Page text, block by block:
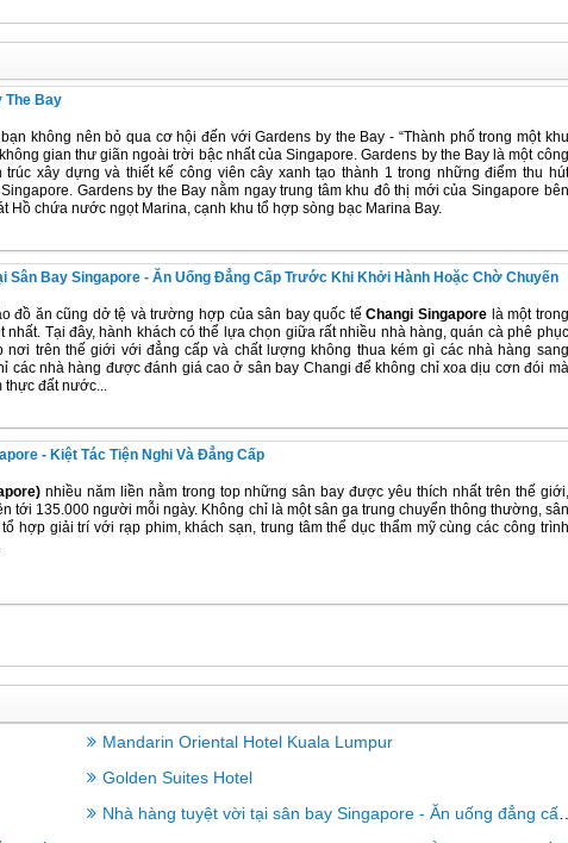
không nên bỏ qua cơ hội đến với Gardens by the Bay - “Thành phố trong một khu
gian thư giãn ngoài trời bậc nhất của Singapore. Gardens by the Bay là một công
xây dựng và thiết kế công viên cây xanh tạo thành 1 trong những điểm thu hút
Gardens by the Bay nằm ngay trung tâm khu đô thị mới của Singapore bên
Hồ chứa nước ngọt Marina, cạnh khu tổ hợp sòng bạc Marina Bay.
The Bay
đồ ăn cũng dở tệ và trường hợp của sân bay quốc tếChangi Singaporelà một trong
nhất. Tại đây, hành khách có thể lựa chọn giữa rất nhiều nhà hàng, quán cà phê phục
nơi trên thế giới với đẳng cấp và chất lượng không thua kém gì các nhà hàng sang
các nhà hàng được đánh giá cao ở sân bay Changi để không chỉ xoa dịu cơn đói mà
thực đất nước...
Sân Bay Singapore - Ăn Uống Đẳng Cấp Trước Khi Khởi Hành Hoặc Chờ Chuyến
nhiều năm liền nằm trong top những sân bay được yêu thích nhất trên thế giới,
tới 135.000 người mỗi ngày. Không chỉ là một sân ga trung chuyển thông thường, sân
hợp giải trí với rạp phim, khách sạn, trung tâm thể dục thẩm mỹ cùng các công trình
- Kiệt Tác Tiện Nghi Và Đẳng Cấp
Mandarin Oriental Hotel Kuala Lumpur
Golden Suites Hotel
Nhà hàng tuyệt vời tại sân bay Singapore - Ăn uống đẳng cấp trước khi khởi hành hoặc chờ chuyến bay.